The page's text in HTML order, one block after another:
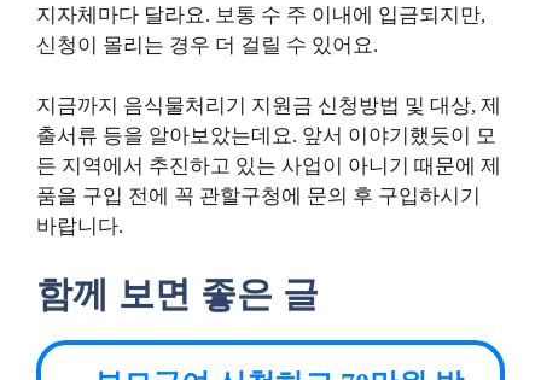
지자체마다 달라요. 보통 수 주 이내에 입금되지만,
신청이 몰리는 경우 더 걸릴 수 있어요.
지금까지 음식물처리기 지원금 신청방법 및 대상, 제
출서류 등을 알아보았는데요. 앞서 이야기했듯이 모
든 지역에서 추진하고 있는 사업이 아니기 때문에 제
품을 구입 전에 꼭 관할구청에 문의 후 구입하시기
바랍니다.
함께 보면 좋은 글